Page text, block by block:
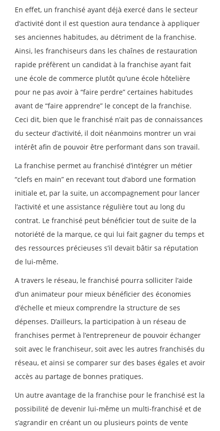
En effet, un franchisé ayant déjà exercé dans le secteur
d’activité dont il est question aura tendance à appliquer
ses anciennes habitudes, au détriment de la franchise.
Ainsi, les franchiseurs dans les chaînes de restauration
rapide préfèrent un candidat à la franchise ayant fait
une école de commerce plutôt qu’une école hôtelière
pour ne pas avoir à “faire perdre” certaines habitudes
avant de “faire apprendre” le concept de la franchise.
Ceci dit, bien que le franchisé n’ait pas de connaissances
du secteur d’activité, il doit néanmoins montrer un vrai
intérêt afin de pouvoir être performant dans son travail.
La franchise permet au franchisé d’intégrer un métier
“clefs en main” en recevant tout d’abord une formation
initiale et, par la suite, un accompagnement pour lancer
l’activité et une assistance régulière tout au long du
contrat. Le franchisé peut bénéficier tout de suite de la
notoriété de la marque, ce qui lui fait gagner du temps et
des ressources précieuses s’il devait bâtir sa réputation
de lui-même.
A travers le réseau, le franchisé pourra solliciter l’aide
d’un animateur pour mieux bénéficier des économies
d’échelle et mieux comprendre la structure de ses
dépenses. D’ailleurs, la participation à un réseau de
franchises permet à l’entrepreneur de pouvoir échanger
soit avec le franchiseur, soit avec les autres franchisés du
réseau, et ainsi se comparer sur des bases égales et avoir
accès au partage de bonnes pratiques.
Un autre avantage de la franchise pour le franchisé est la
possibilité de devenir lui-même un multi-franchisé et de
s’agrandir en créant un ou plusieurs points de vente